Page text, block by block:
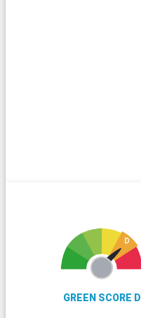
GREEN SCORE D